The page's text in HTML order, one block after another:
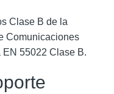
Clase B de la
Comunicaciones
EN 55022 Clase B.